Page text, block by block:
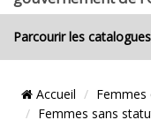
Parcourir les catalogues
Emplacement
du
Accueil
Femmes sans